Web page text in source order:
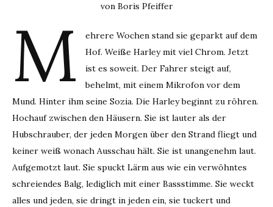
von Boris Pfeiffer
M
ehrere Wochen stand sie geparkt auf dem
Hof. Weiße Harley mit viel Chrom. Jetzt
ist es soweit. Der Fahrer steigt auf,
behelmt, mit einem Mikrofon vor dem
Mund. Hinter ihm seine Sozia. Die Harley beginnt zu röhren.
Hochauf zwischen den Häusern. Sie ist lauter als der
Hubschrauber, der jeden Morgen über den Strand fliegt und
keiner weiß wonach Ausschau hält. Sie ist unangenehm laut.
Aufgemotzt laut. Sie spuckt Lärm aus wie ein verwöhntes
schreiendes Balg, lediglich mit einer Bassstimme. Sie weckt
alles und jeden, sie dringt in jeden ein, sie tuckert und